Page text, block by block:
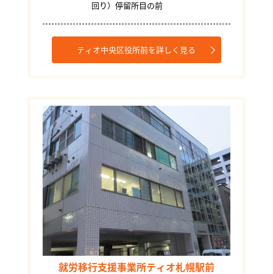
回り）停留所目の前
ティオ中央区役所前を詳しく見る
就労移行支援事業所ティオ札幌駅前